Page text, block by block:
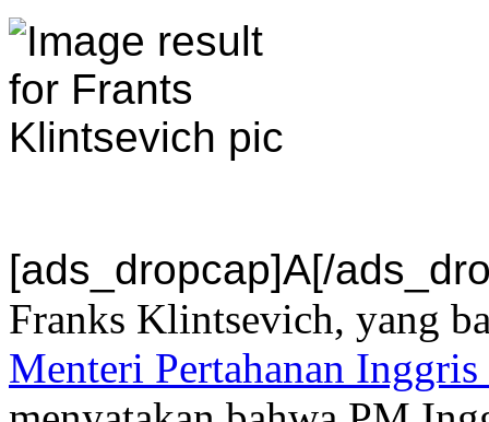
[ads_dropcap]A[/
Franks Klintsevich, yang
Menteri Pertahanan